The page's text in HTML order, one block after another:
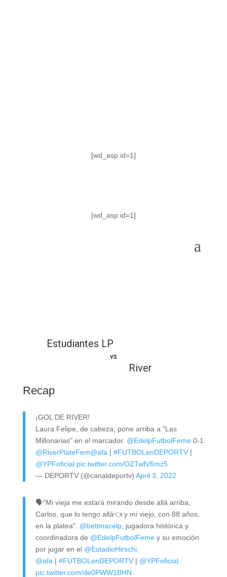
[wd_asp id=1]
[wd_asp id=1]
Estudiantes LP
vs
River
Recap
¡GOL DE RIVER!
Laura Felipe, de cabeza, pone arriba a "Las
Millonarias" en el marcador. @EdelpFutbolFeme0-1
@RiverPlateFem@afa | #FUTBOLenDEPORTV|
@YPFoficial pic.twitter.com/OZTwfV6mz5
— DEPORTV (@canaldeportv) April 3, 2022
🗣️"Mi vieja me estará mirando desde allá arriba,
Carlos, que lo tengo allá👈 y mi viejo, con 88 años,
en la platea". @bettinacelp, jugadora histórica y
coordinadora de @EdelpFutbolFemey su emoción
por jugar en el @EstadioHirschi.
@afa | #FUTBOLenDEPORTV| @YPFoficial
pic.twitter.com/de0PWW1BHN